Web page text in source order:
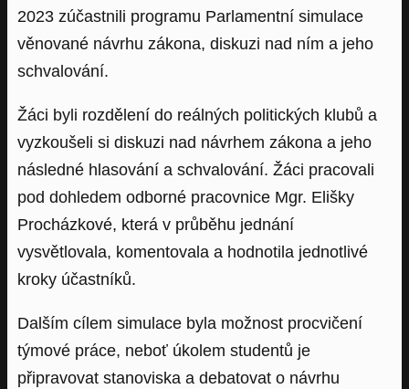
2023 zúčastnili programu Parlamentní simulace
věnované návrhu zákona, diskuzi nad ním a jeho
schvalování.
Žáci byli rozdělení do reálných politických klubů a
vyzkoušeli si diskuzi nad návrhem zákona a jeho
následné hlasování a schvalování. Žáci pracovali
pod dohledem odborné pracovnice Mgr. Elišky
Procházkové, která v průběhu jednání
vysvětlovala, komentovala a hodnotila jednotlivé
kroky účastníků.
Dalším cílem simulace byla možnost procvičení
týmové práce, neboť úkolem studentů je
připravovat stanoviska a debatovat o návrhu